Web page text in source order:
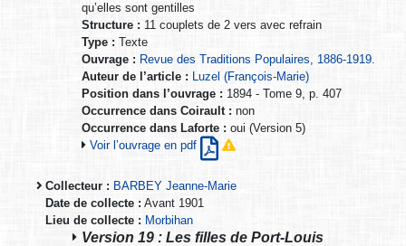
qu’elles sont gentilles
Structure : 11 couplets de 2 vers avec refrain
Type : Texte
Ouvrage : Revue des Traditions Populaires, 1886-1919.
Auteur de l’article : Luzel (François-Marie)
Position dans l’ouvrage : 1894 - Tome 9, p. 407
Occurrence dans Coirault : non
Occurrence dans Laforte : oui (Version 5)
Voir l’ouvrage en pdf
Collecteur : BARBEY Jeanne-Marie
Date de collecte : Avant 1901
Lieu de collecte : Morbihan
Version 19 : Les filles de Port-Louis